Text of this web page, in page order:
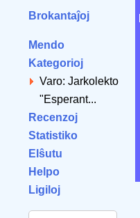
Brokantaĵoj
Mendo
Kategorioj
Varo: Jarkolekto
"Esperant...
Recenzoj
Statistiko
Elŝutu
Helpo
Ligiloj